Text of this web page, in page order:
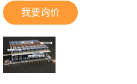
我要询价